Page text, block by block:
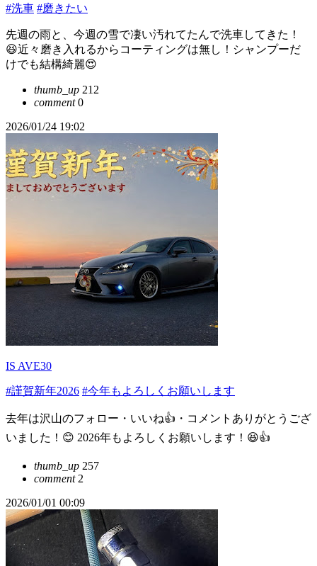
#洗車 #磨きたい
先週の雨と、今週の雪で凄い汚れてたんで洗車してきた！
😆近々磨き入れるからコーティングは無し！シャンプーだ
けでも結構綺麗😍
thumb_up 212
comment0
2026/01/24 19:02
IS AVE30
#謹賀新年2026 #今年もよろしくお願いします
去年は沢山のフォロー・いいね👍・コメントありがとうござ
いました！😊 2026年もよろしくお願いします！😆👍
thumb_up 257
comment2
2026/01/01 00:09